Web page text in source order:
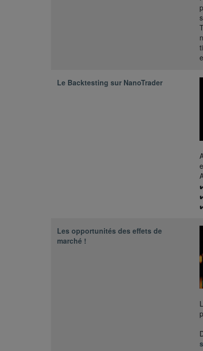
Le Backtesting sur NanoTrader
Les opportunités des effets de
marché !